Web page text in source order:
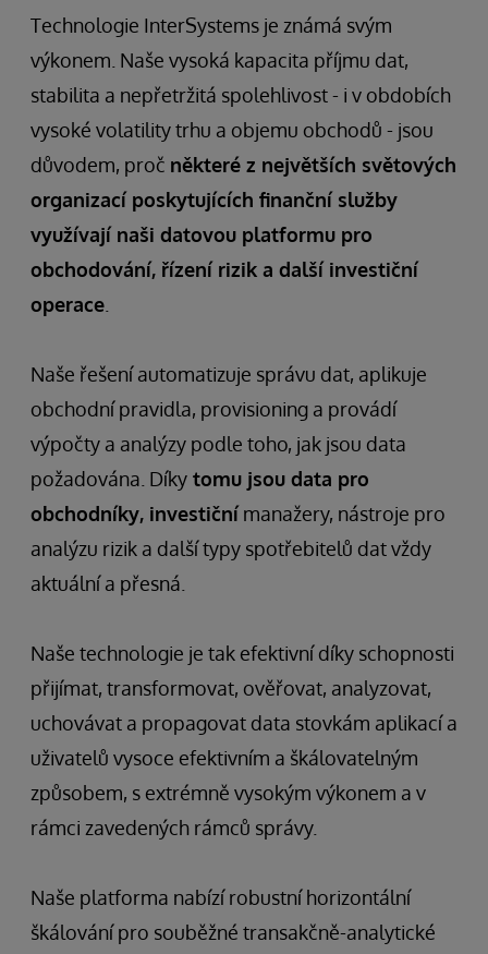
to
Future-
Proof
its
Equity
Trading
Platform
Technologie InterSystems je známá svým
výkonem. Naše vysoká kapacita příjmu dat,
stabilita a nepřetržitá spolehlivost - i v obdobích
vysoké volatility trhu a objemu obchodů - jsou
důvodem, proč některé z největších světových
organizací poskytujících finanční služby
využívají naši datovou platformu pro
obchodování, řízení rizik a další investiční
operace
Naše řešení automatizuje správu dat, aplikuje
obchodní pravidla, provisioning a provádí
výpočty a analýzy podle toho, jak jsou data
požadována. Díky tomu jsou data pro
obchodníky, investičnímanažery, nástroje pro
analýzu rizik a další typy spotřebitelů dat vždy
aktuální a přesná.
Naše technologie je tak efektivní díky schopnosti
přijímat, transformovat, ověřovat, analyzovat,
uchovávat a propagovat data stovkám aplikací a
uživatelů vysoce efektivním a škálovatelným
způsobem, s extrémně vysokým výkonem a v
rámci zavedených rámců správy.
Naše platforma nabízí robustní horizontální
škálování pro souběžné transakčně-analytické